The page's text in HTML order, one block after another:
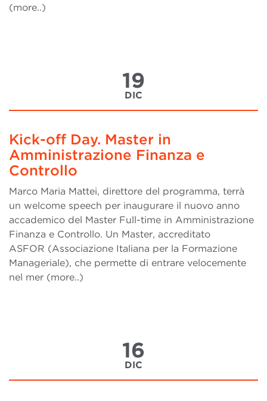
(more..)
19
DIC
Kick-off Day. Master in
Amministrazione Finanza e
Controllo
Marco Maria Mattei, direttore del programma, terrà
un welcome speech per inaugurare il nuovo anno
accademico del Master Full-time in Amministrazione
Finanza e Controllo. Un Master, accreditato
ASFOR (Associazione Italiana per la Formazione
Manageriale), che permette di entrare velocemente
nel mer (more..)
16
DIC